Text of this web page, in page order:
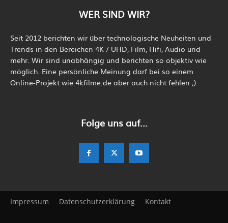
WER SIND WIR?
Seit 2012 berichten wir über technologische Neuheiten und
Trends in den Bereichen 4K / UHD, Film, Hifi, Audio und
mehr. Wir sind unabhängig und berichten so objektiv wie
möglich. Eine persönliche Meinung darf bei so einem
Online-Projekt wie 4kfilme.de aber auch nicht fehlen ;)
Folge uns auf...
Impressum Datenschutzerklärung Kontakt